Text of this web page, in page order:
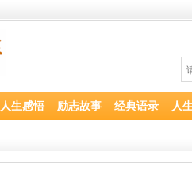
人生感悟 励志故事 经典语录 人